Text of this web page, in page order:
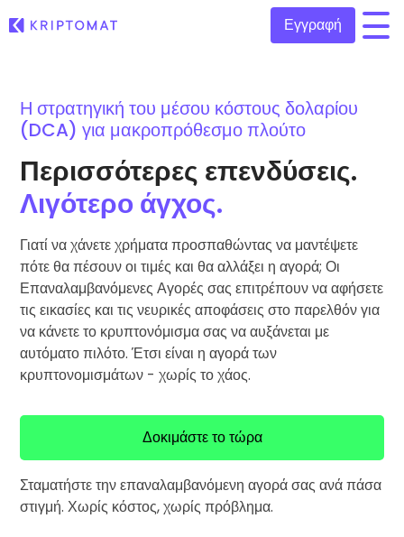
Όλες οι τιμές
Πάνω από 300+ κρυπτονομίσματα
Τα πιο κερδισμένα & χαμένα
Βρείτε επενδυτικές ευκαιρίες
Προστέθηκαν πρόσφατα
Τι θα γινόταν αν αγόραζα 100 € σε…
...σήμερα θα άξιζαν
Αγοραπωλησία κρυπτονομισμάτων
Αγοράστε 300+ κρυπτονομίσματα
Ανταλλαγή κρυπτονομισμάτων
Πάνω από 1.000 επιλογές ζευγαριών
Ευφυή χαρτοφυλάκια
Επενδύστε έξυπνα σε κρυπτονομίσματα
Πορτοφόλι του Kriptomat
Ένα ασφαλές και απλό πορτοφόλι κρυπτονομισμάτων
Βρες τη δική σου crypto στρατηγική
Χρηματοκιβώτιο
Εγγραφή
Η στρατηγική του μέσου κόστους δολαρίου
(DCA) για μακροπρόθεσμο πλούτο
Περισσότερες επενδύσεις.
Λιγότερο άγχος.
Γιατί να χάνετε χρήματα προσπαθώντας να μαντέψετε
πότε θα πέσουν οι τιμές και θα αλλάξει η αγορά; Οι
Επαναλαμβανόμενες Αγορές σας επιτρέπουν να αφήσετε
τις εικασίες και τις νευρικές αποφάσεις στο παρελθόν για
να κάνετε το κρυπτονόμισμα σας να αυξάνεται με
αυτόματο πιλότο. Έτσι είναι η αγορά των
κρυπτονομισμάτων - χωρίς το χάος.
Δοκιμάστε το τώρα
Σταματήστε την επαναλαμβανόμενη αγορά σας ανά πάσα
στιγμή. Χωρίς κόστος, χωρίς πρόβλημα.